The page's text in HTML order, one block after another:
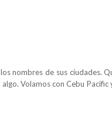
nombres de sus ciudades.
Volamos con Cebu